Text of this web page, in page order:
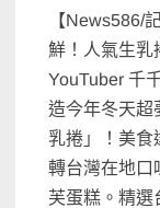
【News586/
鮮！人氣生乳
YouTuber 千
造今年冬天超
乳捲」！美食
轉台灣在地口
芙蛋糕。精選